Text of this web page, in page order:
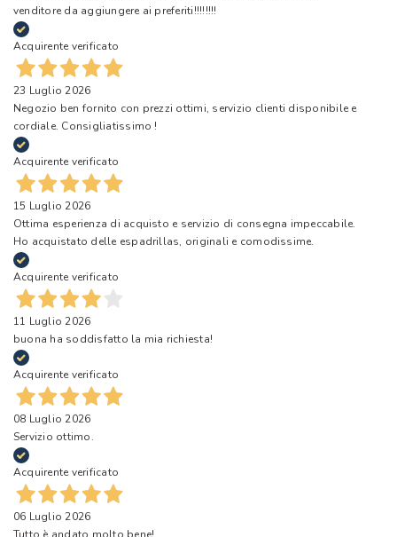
venditore da aggiungere ai preferiti!!!!!!!!
Acquirente verificato
23 Luglio 2026
Negozio ben fornito con prezzi ottimi, servizio clienti disponibile e
cordiale. Consigliatissimo !
Acquirente verificato
15 Luglio 2026
Ottima esperienza di acquisto e servizio di consegna impeccabile.
Ho acquistato delle espadrillas, originali e comodissime.
Acquirente verificato
11 Luglio 2026
buona ha soddisfatto la mia richiesta!
Acquirente verificato
08 Luglio 2026
Servizio ottimo.
Acquirente verificato
06 Luglio 2026